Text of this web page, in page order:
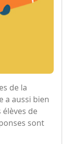
de la
a aussi bien
élèves de
sont